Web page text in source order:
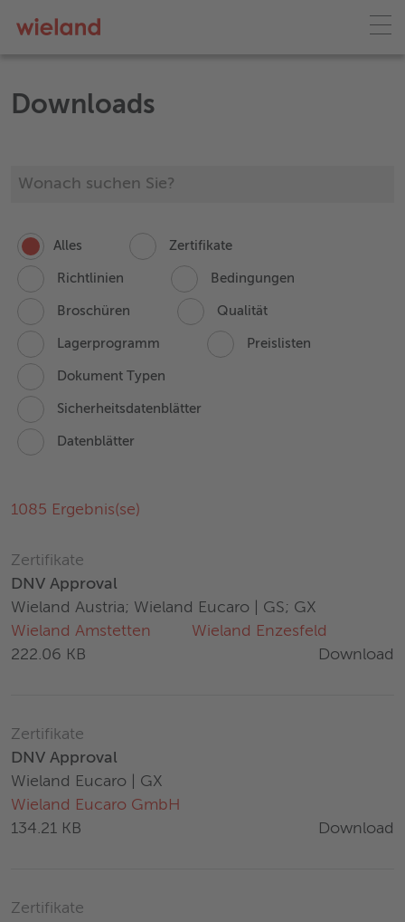
Downloads
Alles Zertifikate
Richtlinien Bedingungen
Broschüren Qualität
Lagerprogramm Preislisten
Dokument Typen
Sicherheitsdatenblätter
Datenblätter
1085 Ergebnis(se)
Zertifikate
DNV Approval
Wieland Austria; Wieland Eucaro | GS; GX
Wieland Amstetten
Wieland Enzesfeld
222.06 KB
Download
Zertifikate
DNV Approval
Wieland Eucaro | GX
Wieland Eucaro GmbH
134.21 KB
Download
Zertifikate